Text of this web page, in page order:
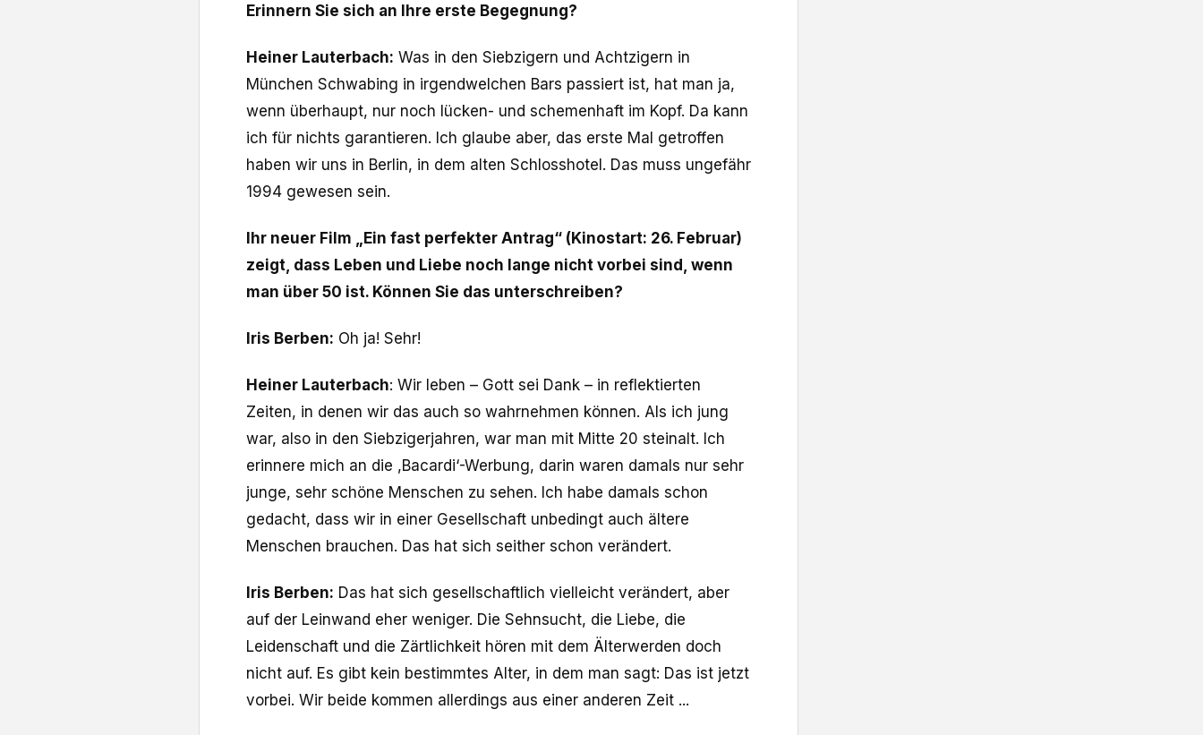
Erinnern Sie sich an Ihre erste Begegnung?
Heiner Lauterbach: Was in den Siebzigern und Achtzigern in
München Schwabing in irgendwelchen Bars passiert ist, hat man ja,
wenn überhaupt, nur noch lücken- und schemenhaft im Kopf. Da kann
ich für nichts garantieren. Ich glaube aber, das erste Mal getroffen
haben wir uns in Berlin, in dem alten Schlosshotel. Das muss ungefähr
1994 gewesen sein.
Ihr neuer Film „Ein fast perfekter Antrag“ (Kinostart: 26. Februar)
zeigt, dass Leben und Liebe noch lange nicht vorbei sind, wenn
man über 50 ist. Können Sie das unterschreiben?
Iris Berben: Oh ja! Sehr!
Heiner Lauterbach: Wir leben – Gott sei Dank – in reflektierten
Zeiten, in denen wir das auch so wahrnehmen können. Als ich jung
war, also in den Siebzigerjahren, war man mit Mitte 20 steinalt. Ich
erinnere mich an die ,Bacardi‘-Werbung, darin waren damals nur sehr
junge, sehr schöne Menschen zu sehen. Ich habe damals schon
gedacht, dass wir in einer Gesellschaft unbedingt auch ältere
Menschen brauchen. Das hat sich seither schon verändert.
Iris Berben: Das hat sich gesellschaftlich vielleicht verändert, aber
auf der Leinwand eher weniger. Die Sehnsucht, die Liebe, die
Leidenschaft und die Zärtlichkeit hören mit dem Älterwerden doch
nicht auf. Es gibt kein bestimmtes Alter, in dem man sagt: Das ist jetzt
vorbei. Wir beide kommen allerdings aus einer anderen Zeit ...